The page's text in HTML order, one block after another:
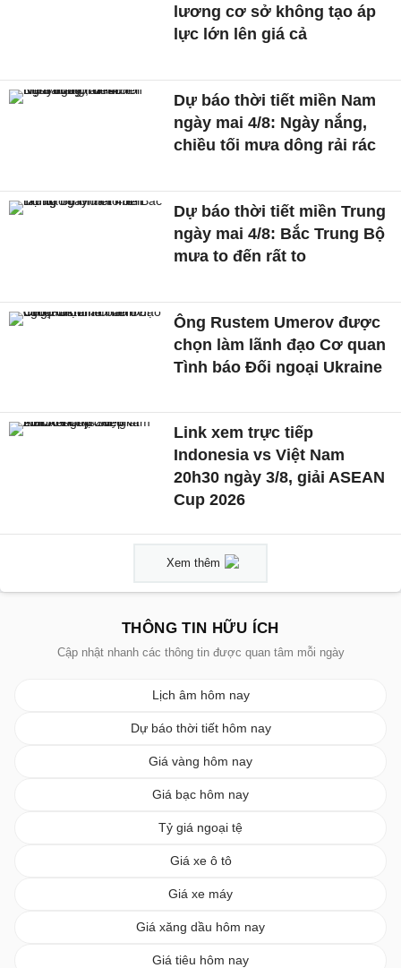
lương cơ sở không tạo áp
lực lớn lên giá cả
Dự báo thời tiết miền Nam
ngày mai 4/8: Ngày nắng,
chiều tối mưa dông rải rác
Dự báo thời tiết miền Trung
ngày mai 4/8: Bắc Trung Bộ
mưa to đến rất to
Ông Rustem Umerov được
chọn làm lãnh đạo Cơ quan
Tình báo Đối ngoại Ukraine
Link xem trực tiếp
Indonesia vs Việt Nam
20h30 ngày 3/8, giải ASEAN
Cup 2026
Xem thêm
THÔNG TIN HỮU ÍCH
Cập nhật nhanh các thông tin được quan tâm mỗi ngày
Lịch âm hôm nay
Dự báo thời tiết hôm nay
Giá vàng hôm nay
Giá bạc hôm nay
Tỷ giá ngoại tệ
Giá xe ô tô
Giá xe máy
Giá xăng dầu hôm nay
Giá tiêu hôm nay